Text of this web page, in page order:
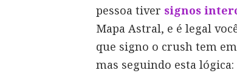
pessoa tiver signos
Mapa Astral, e é legal
que signo o crush tem em
mas seguindo esta lógica: